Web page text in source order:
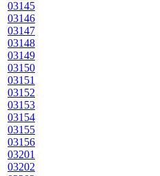
03145
03146
03147
03148
03149
03150
03151
03152
03153
03154
03155
03156
03201
03202